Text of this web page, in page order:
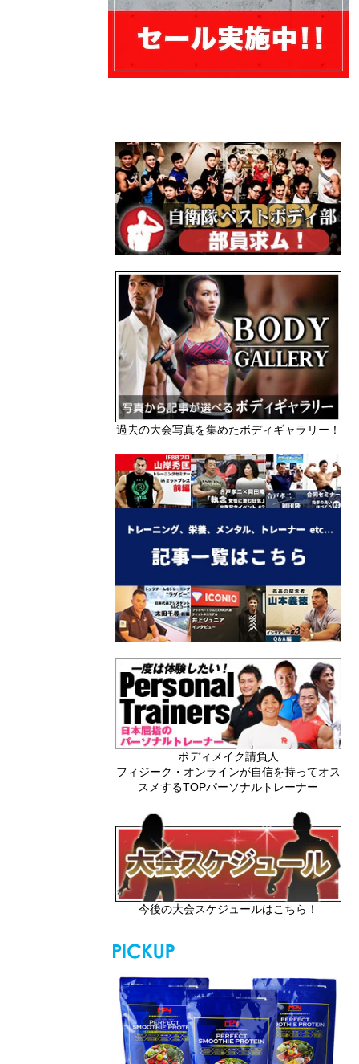
過去の大会写真を集めたボディギャラリー！
ボディメイク請負人
フィジーク・オンラインが自信を持ってオス
スメするTOPパーソナルトレーナー
今後の大会スケジュールはこちら！